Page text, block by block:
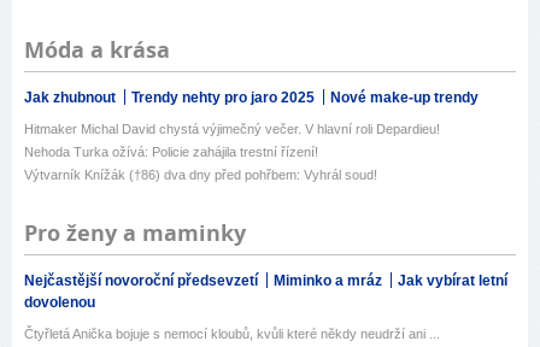
Móda a krása
Jak zhubnout Trendy nehty pro jaro 2025 Nové make-up trendy
Hitmaker Michal David chystá výjimečný večer. V hlavní roli Depardieu!
Nehoda Turka ožívá: Policie zahájila trestní řízení!
Výtvarník Knížák (†86) dva dny před pohřbem: Vyhrál soud!
Pro ženy a maminky
Nejčastější novoroční předsevzetí Miminko a mráz
Jak vybírat letní
dovolenou
Čtyřletá Anička bojuje s nemocí kloubů, kvůli které někdy neudrží ani ...